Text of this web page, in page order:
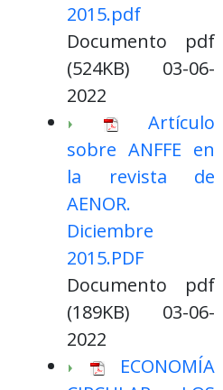
2015.pdf
Documento pdf
(524KB) 03-06-
2022
Artículo
sobre ANFFE en
la revista de
AENOR.
Diciembre
2015.PDF
Documento pdf
(189KB) 03-06-
2022
ECONOMÍA